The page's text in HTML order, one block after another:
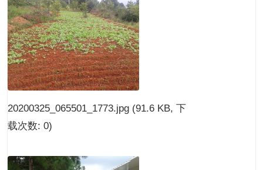
20200325_065501_1773.jpg (91.6 KB, 下
载次数: 0)